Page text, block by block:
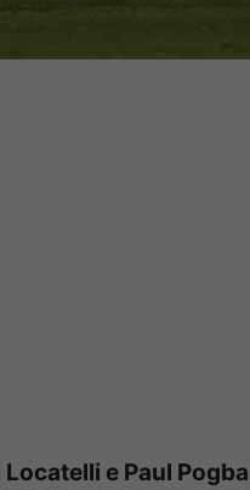
e Paul Pogba